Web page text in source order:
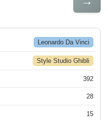
Leonardo Da Vinci
Style Studio Ghibli
392
28
15